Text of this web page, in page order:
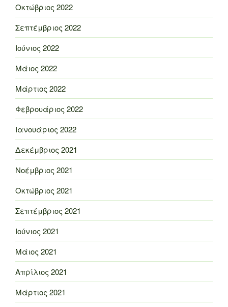
Οκτώβριος 2022
Σεπτέμβριος 2022
Ιούνιος 2022
Μάιος 2022
Μάρτιος 2022
Φεβρουάριος 2022
Ιανουάριος 2022
Δεκέμβριος 2021
Νοέμβριος 2021
Οκτώβριος 2021
Σεπτέμβριος 2021
Ιούνιος 2021
Μάιος 2021
Απρίλιος 2021
Μάρτιος 2021